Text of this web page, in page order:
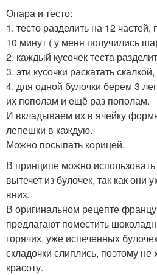
Опара и тесто:
1. тесто разделить на 12
10 минут ( у меня получились
2. каждый кусочек теста
3. эти кусочки раскатать
4. для одной булочки берем 3
их пополам и ещё раз пополам.
И вкладываем их в ячейку
лепешки в каждую.
Можно посыпать корицей.
В принципе можно
вытечет из булочек, так как они
вниз.
В оригинальном рецепте
предлагают поместить
горячих, уже испеченных
складочки слиплись, поэтому не
красоту.